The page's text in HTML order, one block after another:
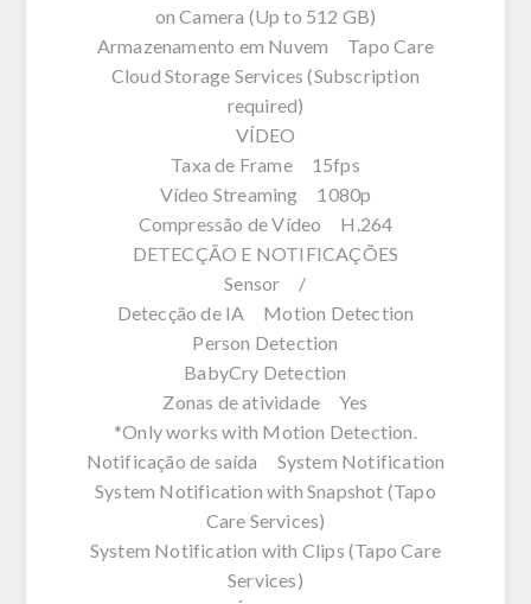
on Camera (Up to 512 GB)
Armazenamento em Nuvem Tapo Care
Cloud Storage Services (Subscription
required)
VÍDEO
Taxa de Frame 15fps
Vídeo Streaming 1080p
Compressão de Vídeo H.264
DETECÇÃO E NOTIFICAÇÕES
Sensor /
Detecção de IA Motion Detection
Person Detection
BabyCry Detection
Zonas de atividade Yes
*Only works with Motion Detection.
Notificação de saída System Notification
System Notification with Snapshot (Tapo
Care Services)
System Notification with Clips (Tapo Care
Services)